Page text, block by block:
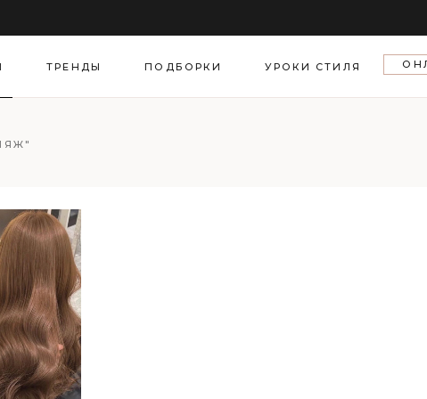
ТРЕНДЫ ПОДБОРКИ УРОКИ СТИЛЯ
Неделя моды
Образы звезд
Светская хроника